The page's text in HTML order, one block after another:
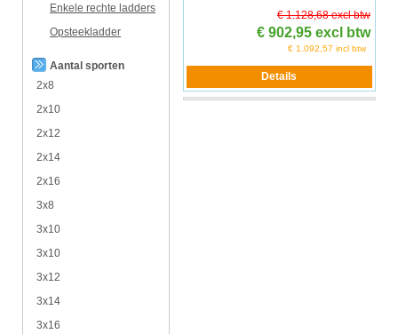
Enkele rechte ladders
Opsteekladder
Aantal sporten
2x8
2x10
2x12
2x14
2x16
3x8
3x10
3x10
3x12
3x14
3x16
€ 1.128,68 excl btw
€ 902,95 excl btw
€ 1.092,57 incl btw